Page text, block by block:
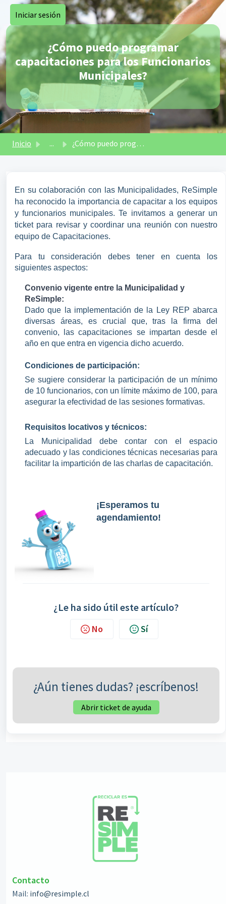
Saltar al contenido principal
Iniciar sesión
¿Cómo puedo programar
capacitaciones para los Funcionarios
Municipales?
Inicio ... ¿Cómo puedo programar capacitaciones para los Funcionario...
En su colaboración con las Municipalidades, ReSimple
ha reconocido la importancia de capacitar a los equipos
y funcionarios municipales.Te invitamos a generar un
ticket para revisar y coordinar una reunión con nuestro
equipo de Capacitaciones.
Para tu consideración debes tener en cuenta los
siguientes aspectos:
Convenio vigente entre la Municipalidad y
ReSimple:
Dado que la implementación de la Ley REP abarca
diversas áreas, es crucial que, tras la firma del
convenio, las capacitaciones se impartan desde el
año en que entra en vigencia dicho acuerdo.
Condiciones de participación:
Se sugiere considerar la participación de un mínimo
de 10 funcionarios, con un límite máximo de 100, para
asegurar la efectividad de las sesiones formativas.
Requisitos locativos y técnicos:
La Municipalidad debe contar con el espacio
adecuado y las condiciones técnicas necesarias para
facilitar la impartición de las charlas de capacitación.
¡Esperamos tu
agendamiento!
¿Le ha sido útil este artículo?
No Sí
¿Aún tienes dudas? ¡escríbenos!
Abrir ticket de ayuda
Contacto
Mail: info@resimple.cl